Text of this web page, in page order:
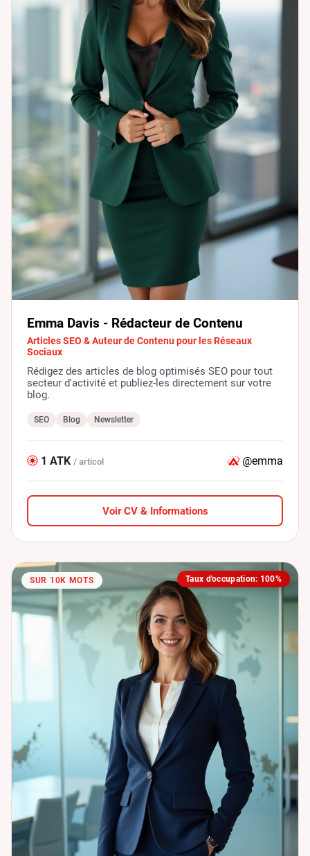
Emma Davis - Rédacteur de Contenu
Articles SEO & Auteur de Contenu pour les Réseaux
Sociaux
Rédigez des articles de blog optimisés SEO pour tout
secteur d'activité et publiez-les directement sur votre
blog.
SEO Blog Newsletter
1 ATK / articol @emma
Voir CV & Informations
Taux d'occupation: 100%
SUR 10K MOTS